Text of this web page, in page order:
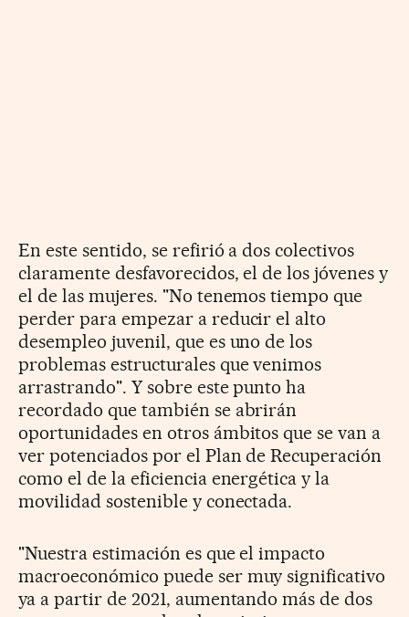
En este sentido, se refirió a dos colectivos
claramente desfavorecidos, el de los jóvenes y
el de las mujeres. "No tenemos tiempo que
perder para empezar a reducir el alto
desempleo juvenil, que es uno de los
problemas estructurales que venimos
arrastrando". Y sobre este punto ha
recordado que también se abrirán
oportunidades en otros ámbitos que se van a
ver potenciados por el Plan de Recuperación
como el de la eficiencia energética y la
movilidad sostenible y conectada.
"Nuestra estimación es que el impacto
macroeconómico puede ser muy significativo
ya a partir de 2021, aumentando más de dos